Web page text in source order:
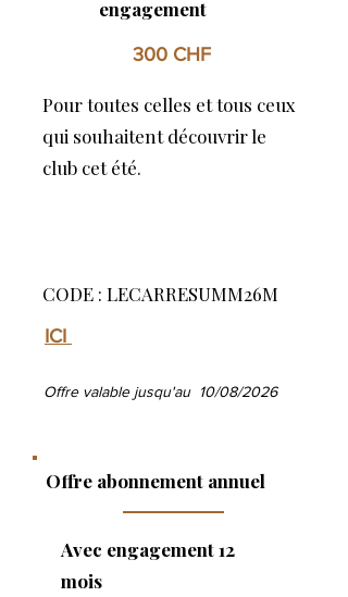
engagement
300 CHF
Pour toutes celles et tous ceux
qui souhaitent découvrir le
club cet été.
CODE : LECARRESUMM26M
ICI
Offre valable jusqu'au 10/08/2026
Offre abonnement annuel
Avec engagement 12
mois